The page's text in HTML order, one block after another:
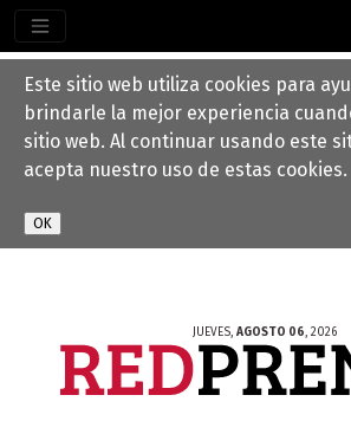
Este sitio web utiliza cookies para
brindarle la mejor experiencia
sitio web. Al continuar usando este
acepta nuestro uso de estas cookies.
JUEVES, AGOSTO 06, 2026